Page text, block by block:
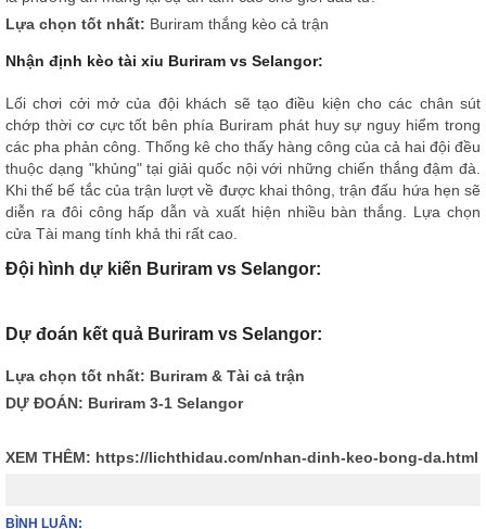
Lựa chọn tốt nhất: Buriram thắng kèo cả trận
Nhận định kèo tài xỉu Buriram vs Selangor:
Lối chơi cởi mở của đội khách sẽ tạo điều kiện cho các chân sút
chớp thời cơ cực tốt bên phía Buriram phát huy sự nguy hiểm trong
các pha phản công. Thống kê cho thấy hàng công của cả hai đội đều
thuộc dạng "khủng" tại giải quốc nội với những chiến thắng đậm đà.
Khi thế bế tắc của trận lượt về được khai thông, trận đấu hứa hẹn sẽ
diễn ra đôi công hấp dẫn và xuất hiện nhiều bàn thắng. Lựa chọn
cửa Tài mang tính khả thi rất cao.
Đội hình dự kiến Buriram vs Selangor:
Dự đoán kết quả Buriram vs Selangor:
Lựa chọn tốt nhất: Buriram & Tài cả trận
DỰ ĐOÁN: Buriram 3-1 Selangor
XEM THÊM: https://lichthidau.com/nhan-dinh-keo-bong-da.html
BÌNH LUẬN: